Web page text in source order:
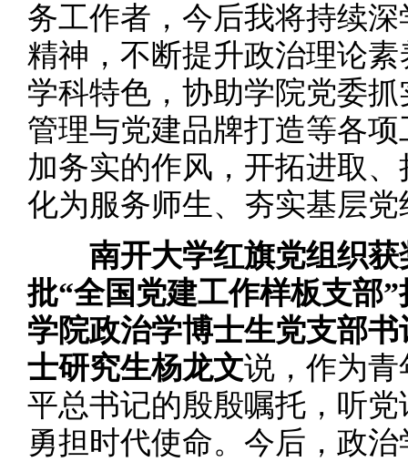
务工作者，今后我将持续
精神，不断提升政治理论
学科特色，协助学院党委
管理与党建品牌打造等各
加务实的作风，开拓进取
化为服务师生、夯实基层
南开大学红旗党组织
批“全国党建工作样板支部
学院政治学博士生党支部
士研究生杨龙文说，作为
平总书记的殷殷嘱托，听
勇担时代使命。今后，政